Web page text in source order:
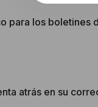
para los boletines
atrás en su